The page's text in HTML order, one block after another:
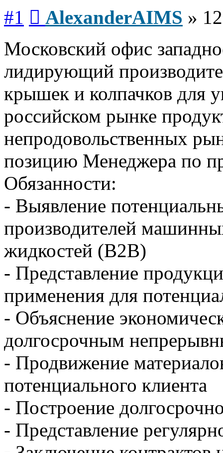
#1 AlexanderAIMS »
Московский офис
лидирующий
крышек и колпачков для
российском рынке
непродовольственных
позицию Менеджера по
Обязанности:
- Выявление
производителей
жидкостей (B2B)
- Представление
применения для
- Объяснение
долгосрочным
- Продвижение
потенциального клиента
- Построение
- Представление